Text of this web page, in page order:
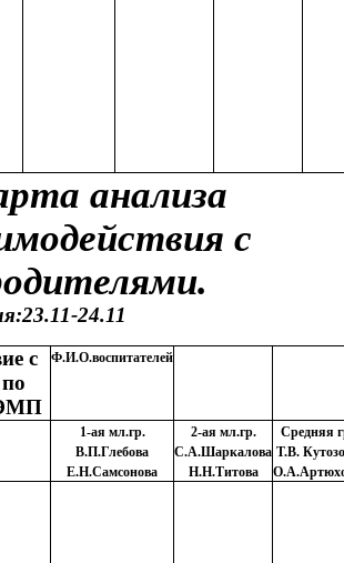
анализа
с
24.11
с
Ф.И.О.воспитателей
1-ая мл.гр.
В.П.Глебова
Е.Н.Самсонова
2-ая мл.гр.
С.А.Шаркалова
Н.Н.Титова
Средняя
Т.В.